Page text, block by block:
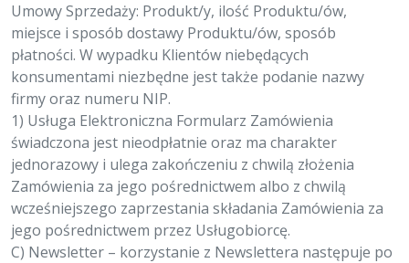
Umowy Sprzedaży: Produkt/y, ilość Produktu/ów,
miejsce i sposób dostawy Produktu/ów, sposób
płatności. W wypadku Klientów niebędących
konsumentami niezbędne jest także podanie nazwy
firmy oraz numeru NIP.
1) Usługa Elektroniczna Formularz Zamówienia
świadczona jest nieodpłatnie oraz ma charakter
jednorazowy i ulega zakończeniu z chwilą złożenia
Zamówienia za jego pośrednictwem albo z chwilą
wcześniejszego zaprzestania składania Zamówienia za
jego pośrednictwem przez Usługobiorcę.
C) Newsletter – korzystanie z Newslettera następuje po